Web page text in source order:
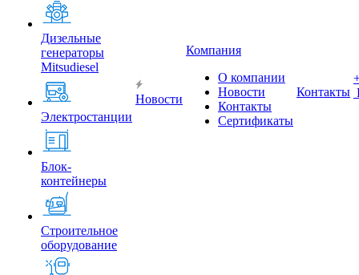
Дизельные
генераторы
Mitsudiesel
Электростанции
Блок-
контейнеры
Строительное
оборудование
Новости
Компания
О компании
Новости
Контакты
Сертификаты
Контакты